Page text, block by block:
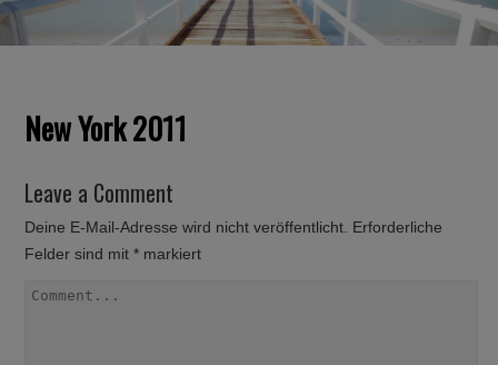
New York 2011
Leave a Comment
Deine E-Mail-Adresse wird nicht veröffentlicht. Erforderliche
Felder sind mit* markiert